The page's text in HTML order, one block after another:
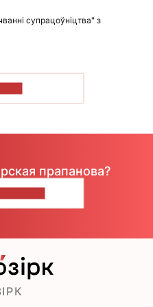
супрацоўніцтва" з
прапанова?